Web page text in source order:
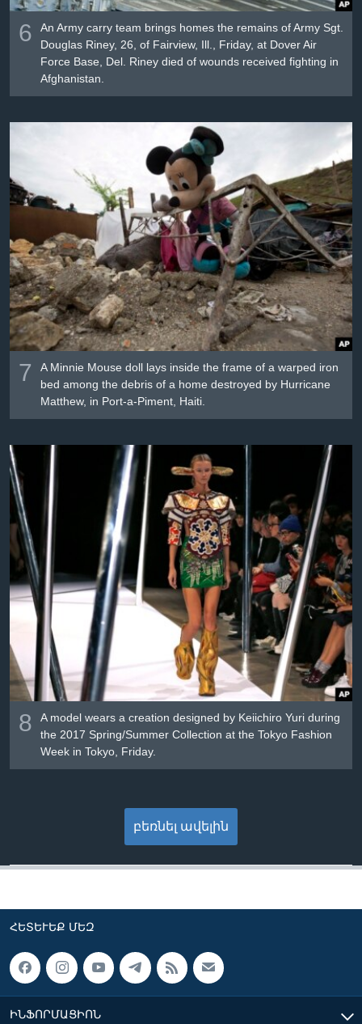
6
An Army carry team brings homes the remains of Army Sgt.
Douglas Riney, 26, of Fairview, Ill., Friday, at Dover Air
Force Base, Del. Riney died of wounds received fighting in
Afghanistan.
7
A Minnie Mouse doll lays inside the frame of a warped iron
bed among the debris of a home destroyed by Hurricane
Matthew, in Port-a-Piment, Haiti.
8
A model wears a creation designed by Keiichiro Yuri during
the 2017 Spring/Summer Collection at the Tokyo Fashion
Week in Tokyo, Friday.
բեռնել ավելին
ՀԵՏԵՒԵՔ ՄԵԶ
ԻՆՖՈՐՄԱՑԻՈՆ